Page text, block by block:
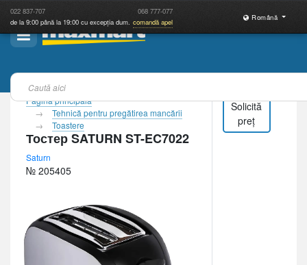
022 837-707 068 777-077
de la 9:00 până la 19:00 cu excepția dum. comandă apel
Română
Pagina principală
Tehnică pentru pregătirea mancării
Toastere
Тостер SATURN ST-EC7022
Saturn
№ 205405
Solicită
preț